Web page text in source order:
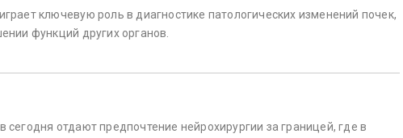
ключевую роль в диагностике патологических изменений почек,
функций других органов.
сегодня отдают предпочтение нейрохирургии за границей, где в